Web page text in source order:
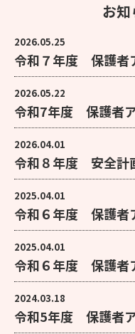
お
2026.05.25
令和７年度 保護者
2026.05.22
令和7年度 保護者
2026.04.01
令和８年度 安全計
2025.04.01
令和６年度 保護者
2025.04.01
令和６年度 保護者
2024.03.18
令和5年度 保護者